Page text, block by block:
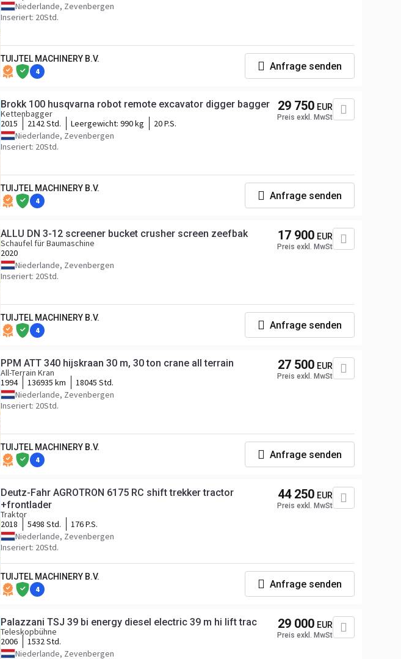
Niederlande, Zevenbergen
Inseriert: 20Std.
TUIJTEL MACHINERY B.V.
4 Anfrage senden
Brokk 100 husqvarna robot remote excavator digger bagger
Kettenbagger
2015
2142 Std. Leergewicht: 990 kg
20 P.S.
Niederlande, Zevenbergen
Inseriert: 20Std.
29 750 EUR
Preis exkl. MwSt
TUIJTEL MACHINERY B.V.
4 Anfrage senden
ALLU DN 3-12 screener bucket crusher screen zeefbak
Schaufel für Baumaschine
2020
Niederlande, Zevenbergen
Inseriert: 20Std.
17 900 EUR
Preis exkl. MwSt
TUIJTEL MACHINERY B.V.
4 Anfrage senden
PPM ATT 340 hijskraan 30 m, 30 ton crane all terrain
All-Terrain Kran
1994
136935 km
18045 Std.
Niederlande, Zevenbergen
Inseriert: 20Std.
27 500 EUR
Preis exkl. MwSt
TUIJTEL MACHINERY B.V.
4 Anfrage senden
Deutz-Fahr AGROTRON 6175 RC shift trekker tractor
+frontlader
Traktor
2018
5498 Std.
176 P.S.
Niederlande, Zevenbergen
Inseriert: 20Std.
44 250 EUR
Preis exkl. MwSt
TUIJTEL MACHINERY B.V.
4 Anfrage senden
Palazzani TSJ 39 bi energy diesel electric 39 m hi lift trac
Teleskopbühne
2006
1532 Std.
Niederlande, Zevenbergen
29 000 EUR
Preis exkl. MwSt